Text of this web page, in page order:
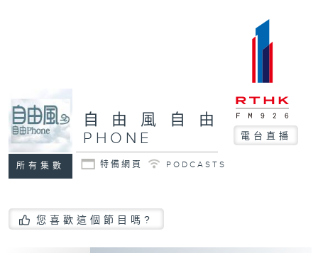
所有集數
自由風自由
PHONE
電台直播
特備網頁 PODCASTS
您喜歡這個節目嗎?